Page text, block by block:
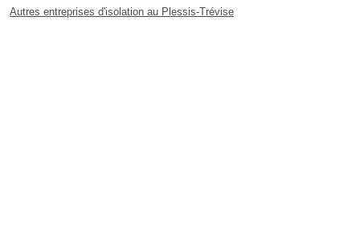
Autres entreprises d'isolation au Plessis-Trévise